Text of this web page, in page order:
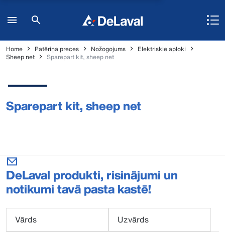
Home Patēriņa preces Nožogojums
Elektriskie aploki
Sheep net
Sparepart kit, sheep net
Sparepart kit, sheep net
DeLaval produkti, risinājumi un
notikumi tavā pasta kastē!
Vārds
Uzvārds